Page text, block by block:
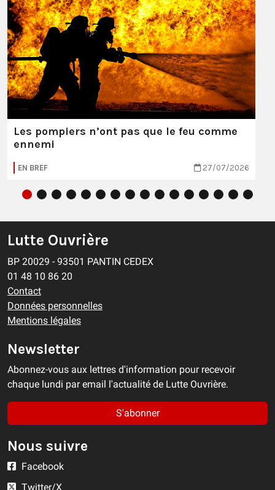
Les pompiers n’ont pas que le feu comme
ennemi
EN BREF 27/07/2026
Lutte Ouvrière
BP 20029 - 93501 PANTIN CEDEX
01 48 10 86 20
Contact
Données personnelles
Mentions légales
Newsletter
Abonnez-vous aux lettres d'information pour recevoir
chaque lundi par email l'actualité de Lutte Ouvrière.
S'abonner
Nous suivre
Facebook
Twitter/X